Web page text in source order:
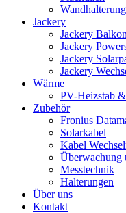
Jackery
Jackery
Jackery
Jackery
Jackery
Wärme
PV-Heizstab
Zubehör
Fronius
Solarkabel
Kabel
Überwachung
Messtechnik
Halterungen
Über uns
Kontakt